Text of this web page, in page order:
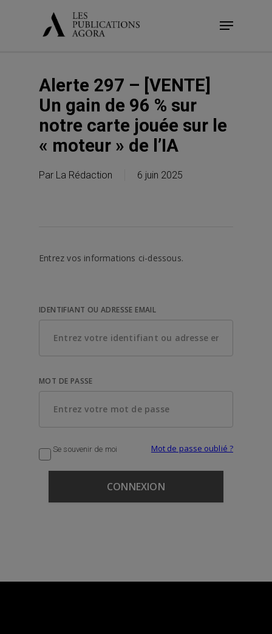
Menu
Alerte 297 – [VENTE]
Un gain de 96 % sur
notre carte jouée sur le
« moteur » de l’IA
Par La Rédaction 6 juin 2025
Entrez vos informations ci-dessous.
IDENTIFIANT OU ADRESSE EMAIL
MOT DE PASSE
Se souvenir de moi Mot de passe oublié ?